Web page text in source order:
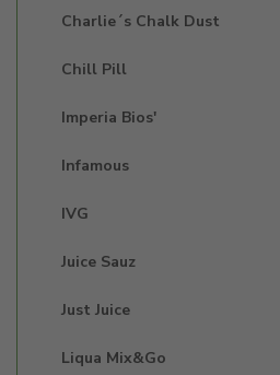
Charlie´s Chalk Dust
Chill Pill
Imperia Bios'
Infamous
IVG
Juice Sauz
Just Juice
Liqua Mix&Go